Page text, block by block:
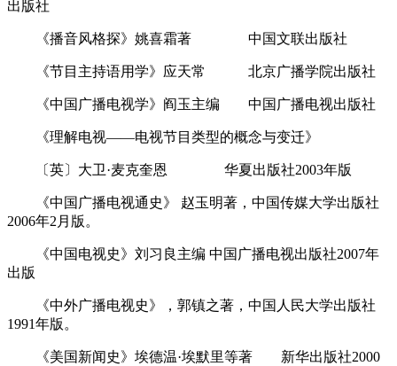
出版社
《播音风格探》姚喜霜著 中国文联出版社
《节目主持语用学》应天常 北京广播学院出版社
《中国广播电视学》阎玉主编 中国广播电视出版社
《理解电视――电视节目类型的概念与变迁》
〔英〕大卫·麦克奎恩 华夏出版社2003年版
《中国广播电视通史》 赵玉明著，中国传媒大学出版社
2006年2月版。
《中国电视史》刘习良主编 中国广播电视出版社2007年
出版
《中外广播电视史》，郭镇之著，中国人民大学出版社
1991年版。
《美国新闻史》埃德温·埃默里等著 新华出版社2000